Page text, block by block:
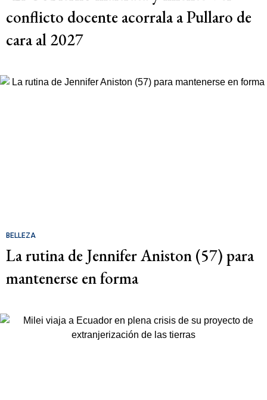
conflicto docente acorrala a Pullaro de
cara al 2027
BELLEZA
La rutina de Jennifer Aniston (57) para
mantenerse en forma